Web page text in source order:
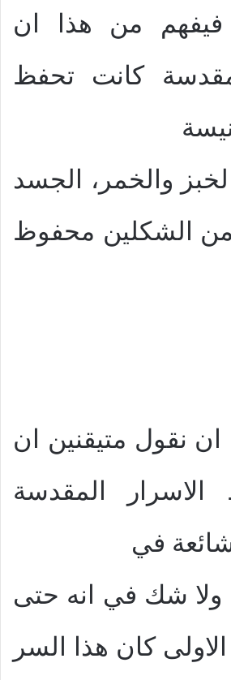
فيفهم من هذا ان
كانت تحفظ
والخمر، الجسد
الشكلين محفوظ
ان نقول متيقنين ان
المقدسة
في
ولا شك في انه حتى
كان هذا السر